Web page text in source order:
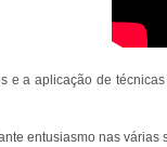
e a aplicação de
entusiasmo nas